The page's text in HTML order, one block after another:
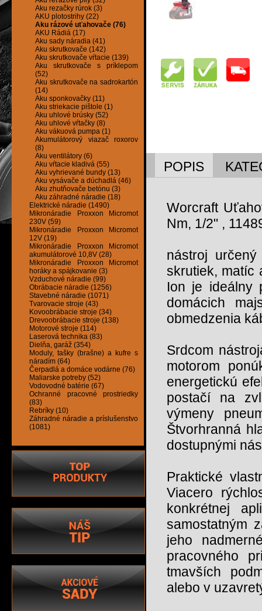
Aku rezačky rúrok (3)
AKU plotostrihy (22)
Aku rázové uťahovače (76)
AKU Rádiá (17)
Aku sady náradia (41)
Aku skrutkovače (142)
Aku skrutkovače vŕtacie (139)
Aku skrutkovače s príklepom
(52)
Aku skrutkovače na sadrokartón
(14)
Aku sponkovačky (11)
Aku striekacie pištole (1)
Aku uhlové brúsky (52)
Aku uhlové vŕtačky (8)
Aku vákuová pumpa (1)
Akumulátorový viazač roxorov
(8)
Aku ventilátory (6)
Aku vŕtacie kladivá (55)
Aku vyhrievané bundy (13)
Aku vysávače a dúchadlá (46)
Aku zhutňovače betónu (3)
Aku záhradné náradie (18)
Elektrické náradie (1490)
Mikronáradie Proxxon Micromot
230V (59)
Mikronáradie Proxxon Micromot
12V (19)
Mikronáradie Proxxon Micromot
akumulátorové 10,8V (28)
Mikronáradie Proxxon Micromot
horáky a spájkovanie (3)
Vzduchové náradie (99)
Obrábacie náradie (1256)
Stavebné náradie (1071)
Tvarovacie stroje (43)
Kovoobrábacie stroje (34)
Drevoobrábacie stroje (138)
Motorové stroje (114)
Laserová technika (83)
Dielňa, garáž (354)
Moduly, tašky (brašne) a kufre s
náradím (64)
Čerpadlá a domáce vodárne (76)
Maliarske potreby (52)
Vodovodné batérie (67)
Ochranné pracovné prostriedky
(83)
Rebríky (10)
Záhradné náradie a príslušenstvo
(1081)
POPIS
Worcraft
Nm, 1/2" ,
nástroj
skrutiek, matíc
Ion je ideálny
domácich
obmedzenia
Srdcom
motorom
energetickú
postačí na
výmeny
Štvorhranná
dostupnými
Praktické
Viacero
konkrétnej
samostatným
jeho
pracovného
tmavších
alebo v